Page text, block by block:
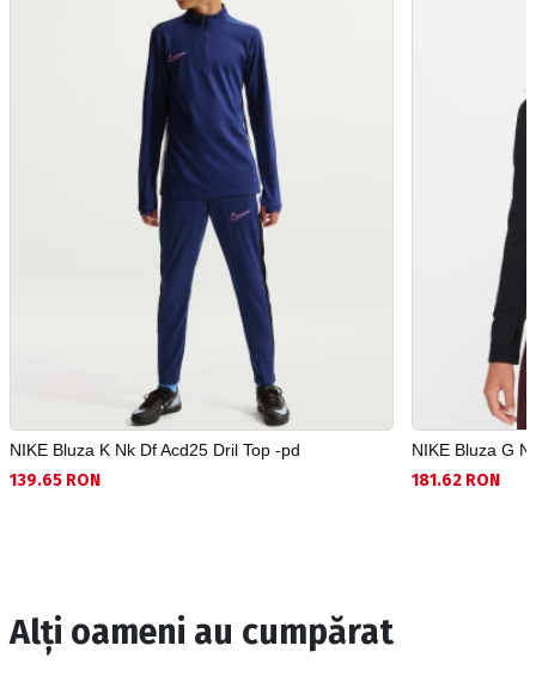
NIKE Bluza K Nk Df Acd25 Dril Top -pd
139.65 RON
NIKE Bluza G
181.62 RON
Alți oameni au cumpărat